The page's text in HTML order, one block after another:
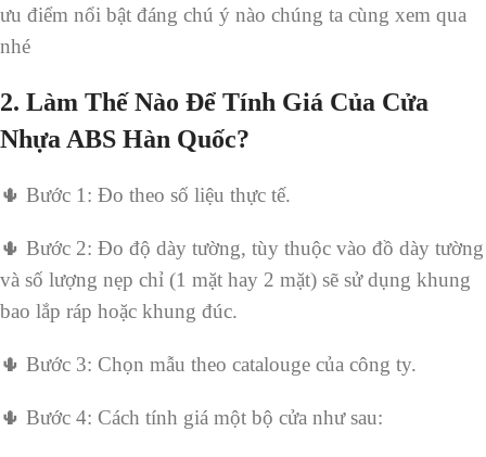
ưu điểm nổi bật đáng chú ý nào chúng ta cùng xem qua
nhé
2. Làm Thế Nào Để Tính Giá Của Cửa
Nhựa ABS Hàn Quốc?
🌵 Bước 1: Đo theo số liệu thực tế.
🌵 Bước 2: Đo độ dày tường, tùy thuộc vào đồ dày tường
và số lượng nẹp chỉ (1 mặt hay 2 mặt) sẽ sử dụng khung
bao lắp ráp hoặc khung đúc.
🌵 Bước 3: Chọn mẫu theo catalouge của công ty.
🌵 Bước 4: Cách tính giá một bộ cửa như sau: